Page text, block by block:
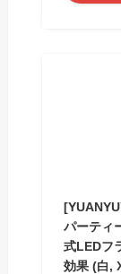
パーティ
式LEDフ
効果 (白,